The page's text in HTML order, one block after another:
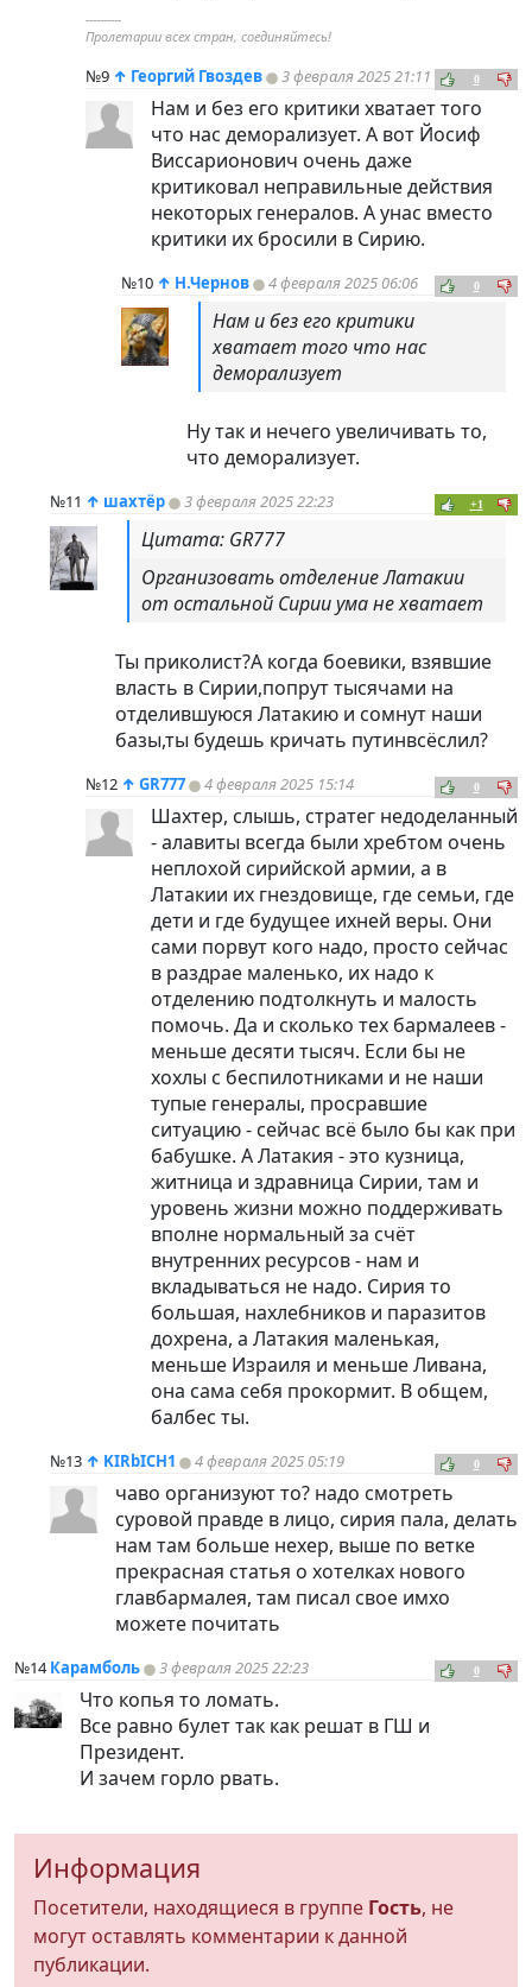
----------
Пролетарии всех стран, соединяйтесь!
№9 ↑ Георгий Гвоздев 3 февраля 2025 21:11 0
Нам и без его критики хватает того
что нас деморализует. А вот Йосиф
Виссарионович очень даже
критиковал неправильные действия
некоторых генералов. А унас вместо
критики их бросили в Сирию.
№10 ↑ Н.Чернов 4 февраля 2025 06:06 0
Нам и без его критики
хватает того что нас
деморализует
Ну так и нечего увеличивать то,
что деморализует.
№11 ↑ шахтёр 3 февраля 2025 22:23 +1
Цитата: GR777
Организовать отделение Латакии
от остальной Сирии ума не хватает
Ты приколист?А когда боевики, взявшие
власть в Сирии,попрут тысячами на
отделившуюся Латакию и сомнут наши
базы,ты будешь кричать путинвсёслил?
№12 ↑ GR777 4 февраля 2025 15:14 0
Шахтер, слышь, стратег недоделанный
- алавиты всегда были хребтом очень
неплохой сирийской армии, а в
Латакии их гнездовище, где семьи, где
дети и где будущее ихней веры. Они
сами порвут кого надо, просто сейчас
в раздрае маленько, их надо к
отделению подтолкнуть и малость
помочь. Да и сколько тех бармалеев -
меньше десяти тысяч. Если бы не
хохлы с беспилотниками и не наши
тупые генералы, просравшие
ситуацию - сейчас всё было бы как при
бабушке. А Латакия - это кузница,
житница и здравница Сирии, там и
уровень жизни можно поддерживать
вполне нормальный за счёт
внутренних ресурсов - нам и
вкладываться не надо. Сирия то
большая, нахлебников и паразитов
дохрена, а Латакия маленькая,
меньше Израиля и меньше Ливана,
она сама себя прокормит. В общем,
балбес ты.
№13 ↑ KIRbICH1 4 февраля 2025 05:19 0
чаво организуют то? надо смотреть
суровой правде в лицо, сирия пала, делать
нам там больше нехер, выше по ветке
прекрасная статья о хотелках нового
главбармалея, там писал свое имхо
можете почитать
№14Карамболь 3 февраля 2025 22:23 0
Что копья то ломать.
Все равно булет так как решат в ГШ и
Президент.
И зачем горло рвать.
Информация
Посетители, находящиеся в группе Гость, не
могут оставлять комментарии к данной
публикации.